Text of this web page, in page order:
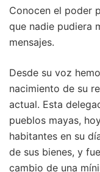
Conocen el poder
que nadie pudiera
mensajes.
Desde su voz
nacimiento de su
actual. Esta
pueblos mayas,
habitantes en su
de sus bienes, y
cambio de una